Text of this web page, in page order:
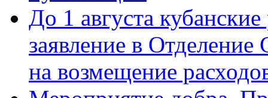
До 1 августа
заявление в
на возмещение